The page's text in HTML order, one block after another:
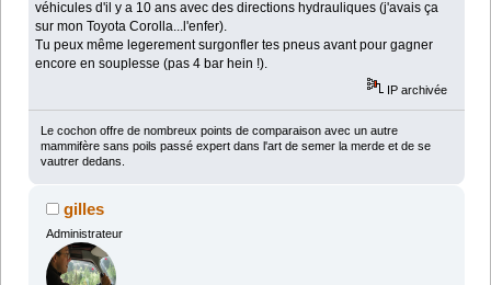
véhicules d'il y a 10 ans avec des directions hydrauliques (j'avais ça
sur mon Toyota Corolla...l'enfer).
Tu peux même legerement surgonfler tes pneus avant pour gagner
encore en souplesse (pas 4 bar hein !).
IP archivée
Le cochon offre de nombreux points de comparaison avec un autre
mammifère sans poils passé expert dans l'art de semer la merde et de se
vautrer dedans.
gilles
Administrateur